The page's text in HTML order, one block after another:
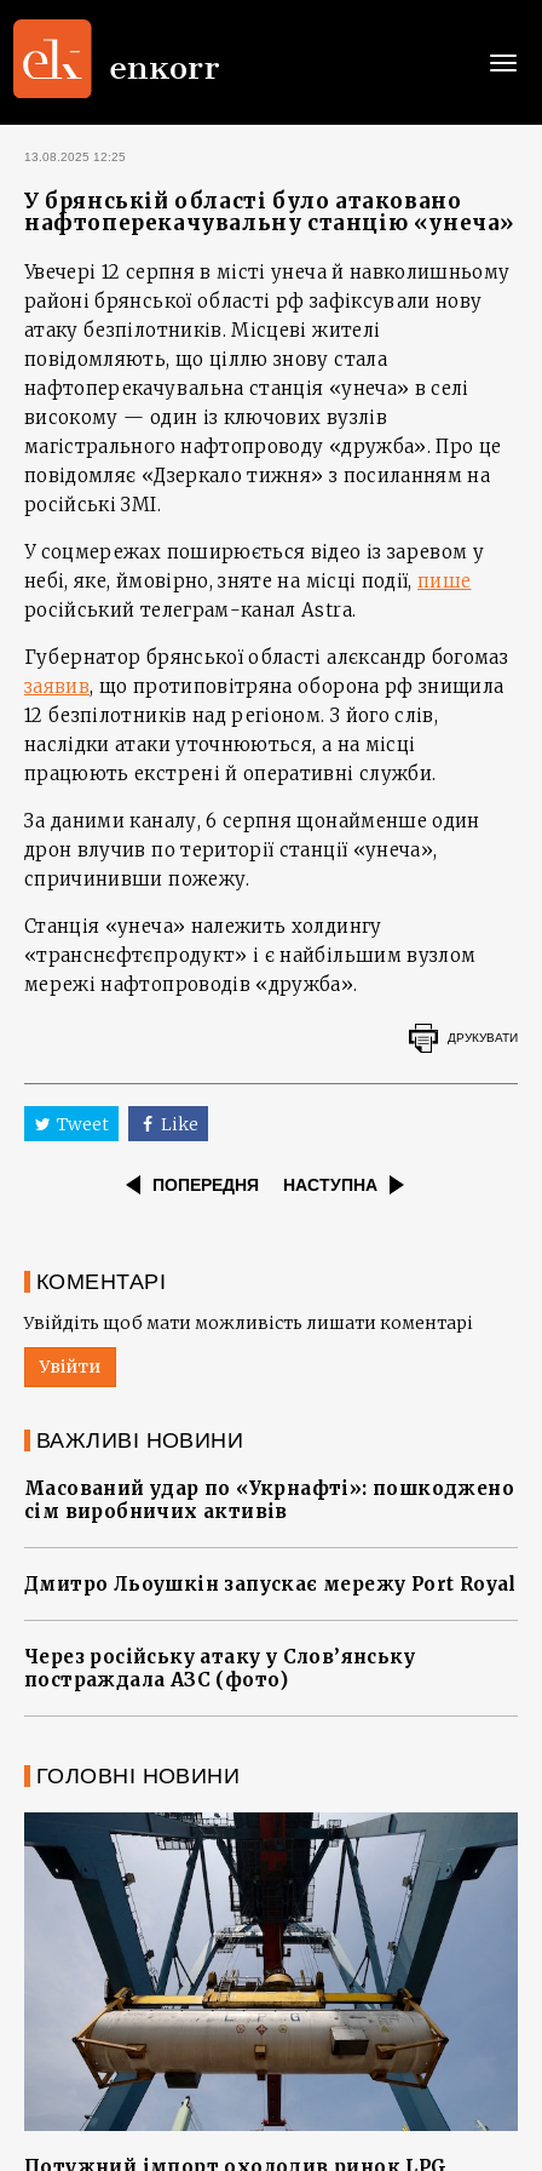
13.08.2025 12:25
У брянській області було атаковано
нафтоперекачувальну станцію «унеча»
Увечері 12 серпня в місті унеча й навколишньому
районі брянської області рф зафіксували нову
атаку безпілотників. Місцеві жителі
повідомляють, що ціллю знову стала
нафтоперекачувальна станція «унеча» в селі
високому — один із ключових вузлів
магістрального нафтопроводу «дружба». Про це
повідомляє «Дзеркало тижня» з посиланням на
російські ЗМІ.
У соцмережах поширюється відео із заревом у
небі, яке, ймовірно, зняте на місці події,пише
російський телеграм-канал Astra.
Губернатор брянської області алєксандр богомаз
заявив, що протиповітряна оборона рф знищила
12 безпілотників над регіоном. З його слів,
наслідки атаки уточнюються, а на місці
працюють екстрені й оперативні служби.
За даними каналу, 6 серпня щонайменше один
дрон влучив по території станції «унеча»,
спричинивши пожежу.
Станція «унеча» належить холдингу
«транснєфтєпродукт» і є найбільшим вузлом
мережі нафтопроводів «дружба».
ДРУКУВАТИ
Tweet Like
ПОПЕРЕДНЯ НАСТУПНА
КОМЕНТАРІ
Увійдіть щоб мати можливість лишати коментарі
Увійти
ВАЖЛИВІ НОВИНИ
Масований удар по «Укрнафті»: пошкоджено
сім виробничих активів
Дмитро Льоушкін запускає мережу Port Royal
Через російську атаку у Слов’янську
постраждала АЗС (фото)
ГОЛОВНІ НОВИНИ